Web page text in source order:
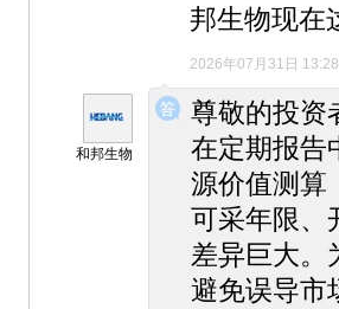
邦生物现在
2026年07月31日 13:28
◆
◆
和邦生物
尊敬的投资
在定期报告
源价值测算
可采年限、
差异巨大。
避免误导市